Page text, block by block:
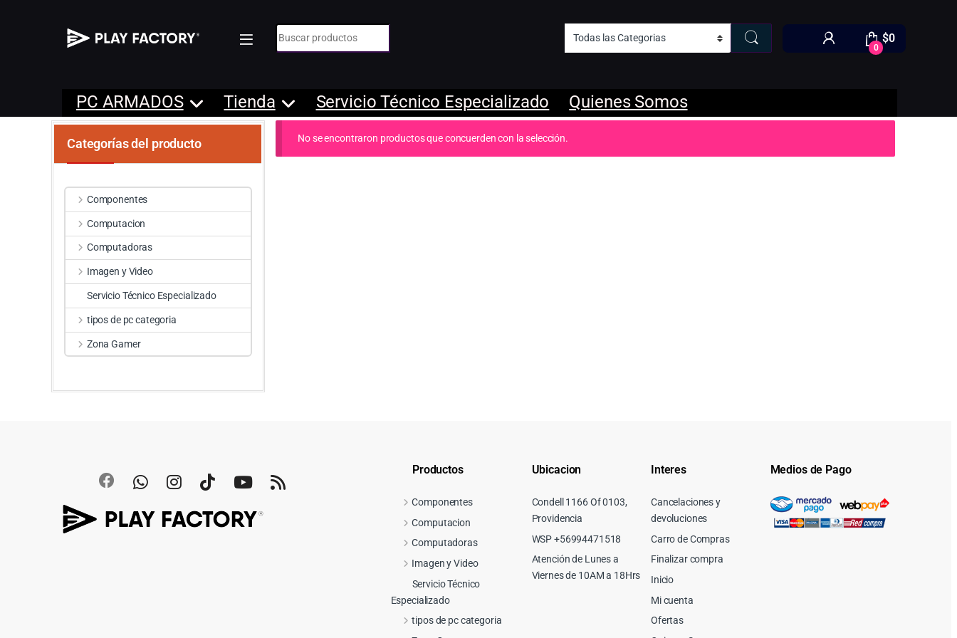
Búsqueda de:
0
$0
PC ARMADOS Tienda Servicio Técnico Especializado Quienes Somos
No se encontraron productos que concuerden con la selección.
Categorías del producto
Componentes
Computacion
Computadoras
Imagen y Video
Servicio Técnico Especializado
tipos de pc categoria
Zona Gamer
Productos
Componentes
Computacion
Computadoras
Imagen y Video
Servicio Técnico
Especializado
tipos de pc categoria
Ubicacion
Condell 1166 Of 0103,
Providencia
WSP +56994471518
Atención de Lunes a
Viernes de 10AM a 18Hrs
Interes
Cancelaciones y
devoluciones
Carro de Compras
Finalizar compra
Inicio
Mi cuenta
Ofertas
Medios de Pago